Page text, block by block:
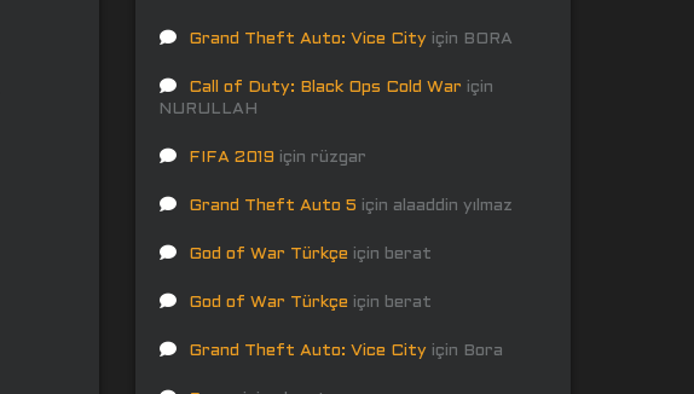
Grand Theft Auto: Vice City için BORA
Call of Duty: Black Ops Cold War için
NURULLAH
FIFA 2019 için rüzgar
Grand Theft Auto 5 için alaaddin yılmaz
God of War Türkçe için berat
God of War Türkçe için berat
Grand Theft Auto: Vice City için Bora